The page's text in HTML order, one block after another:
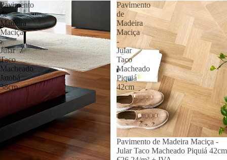
Pavimento
de
Madeira
Maciça
-
Jular
Taco
Macheado
Jatobá
38cm
Pavimento
de
Madeira
Maciça
-
Jular
Taco
Macheado
Piquiá
42cm
Pavimento de Madeira Maciça -
Jular Taco Macheado Piquiá 42cm